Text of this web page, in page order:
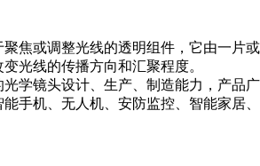
焦或调整光线的透明组件，它由一片或
光线的传播方向和汇聚程度。
学镜头设计、生产、制造能力，产品广
手机、无人机、安防监控、智能家居、